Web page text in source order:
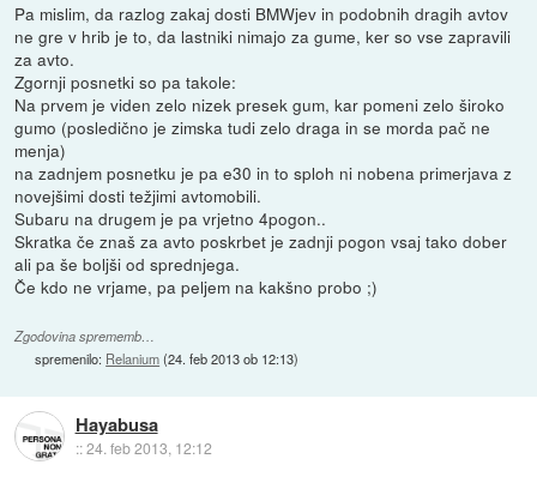
Pa mislim, da razlog zakaj dosti BMWjev in podobnih dragih avtov
ne gre v hrib je to, da lastniki nimajo za gume, ker so vse zapravili
za avto.
Zgornji posnetki so pa takole:
Na prvem je viden zelo nizek presek gum, kar pomeni zelo široko
gumo (posledično je zimska tudi zelo draga in se morda pač ne
menja)
na zadnjem posnetku je pa e30 in to sploh ni nobena primerjava z
novejšimi dosti težjimi avtomobili.
Subaru na drugem je pa vrjetno 4pogon..
Skratka če znaš za avto poskrbet je zadnji pogon vsaj tako dober
ali pa še boljši od sprednjega.
Če kdo ne vrjame, pa peljem na kakšno probo ;)
Zgodovina sprememb…
spremenilo: Relanium(24. feb 2013 ob 12:13)
Hayabusa
::24. feb 2013, 12:12